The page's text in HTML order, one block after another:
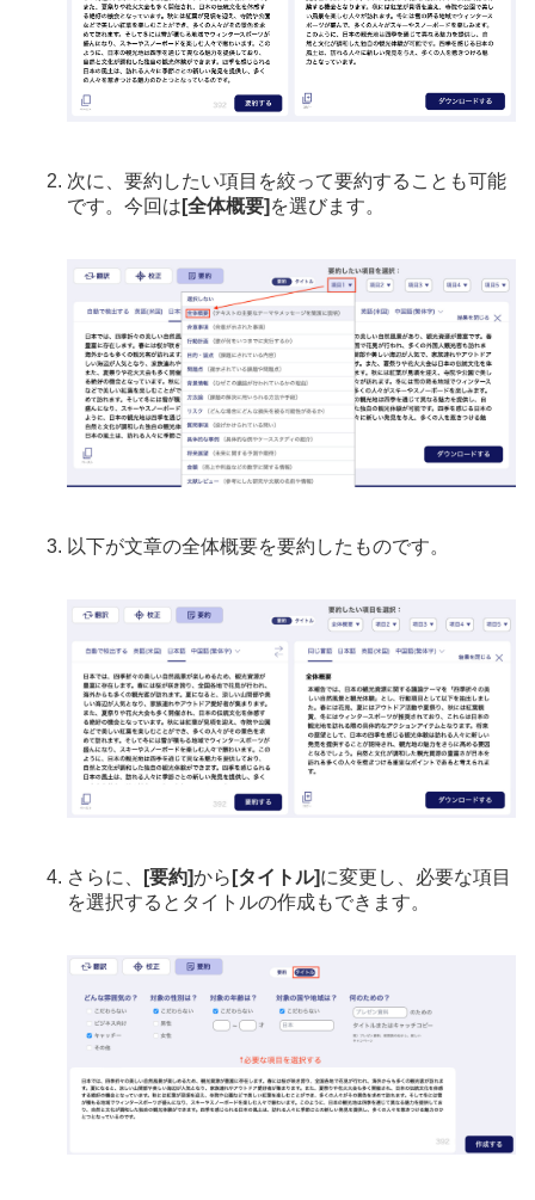
次に、要約したい項目を絞って要約することも可能
です。今回は [全体概要] を選びます。
以下が文章の全体概要を要約したものです。
さらに、 [要約]から [タイトル]に変更し、必要な項目
を選択するとタイトルの作成もできます。